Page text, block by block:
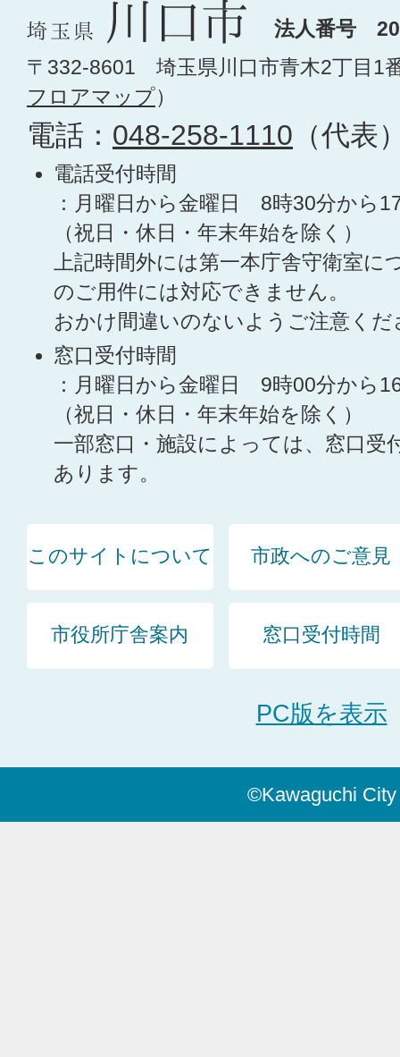
法人番号
〒332-8601 埼玉県川口市青木2丁目1
フロアマップ）
電話： 048-258-1110 （代表
電話受付時間
：月曜日から金曜日 8時30分から
（祝日・休日・年末年始を除く）
上記時間外には第一本庁舎守衛室に
のご用件には対応できません。
おかけ間違いのないようご注意くだ
窓口受付時間
：月曜日から金曜日 9時00分から
（祝日・休日・年末年始を除く）
一部窓口・施設によっては、窓口受
あります。
このサイトについて 市政へのご意見
市役所庁舎案内 窓口受付時間
PC版を表示
©Kawaguchi City